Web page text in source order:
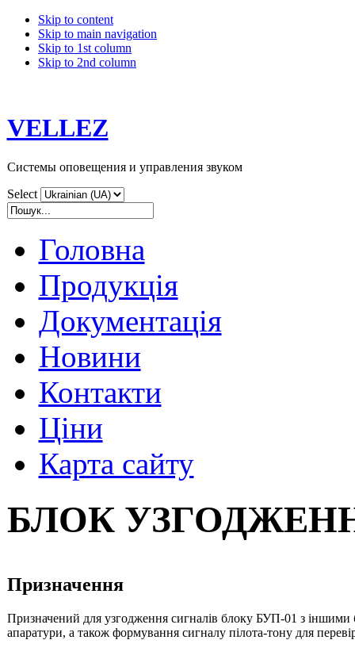
Skip to content
Skip to main navigation
Skip to 1st column
Skip to 2nd column
VELLEZ
Системы оповещения и управления звуком
Select
Головна
Продукція
Документація
Новини
Контакти
Ціни
Карта сайту
БЛОК
Призначення
Призначений для узгодження сигналів блоку БУП-01 з
апаратури, а також формування сигналу пілота-тону для